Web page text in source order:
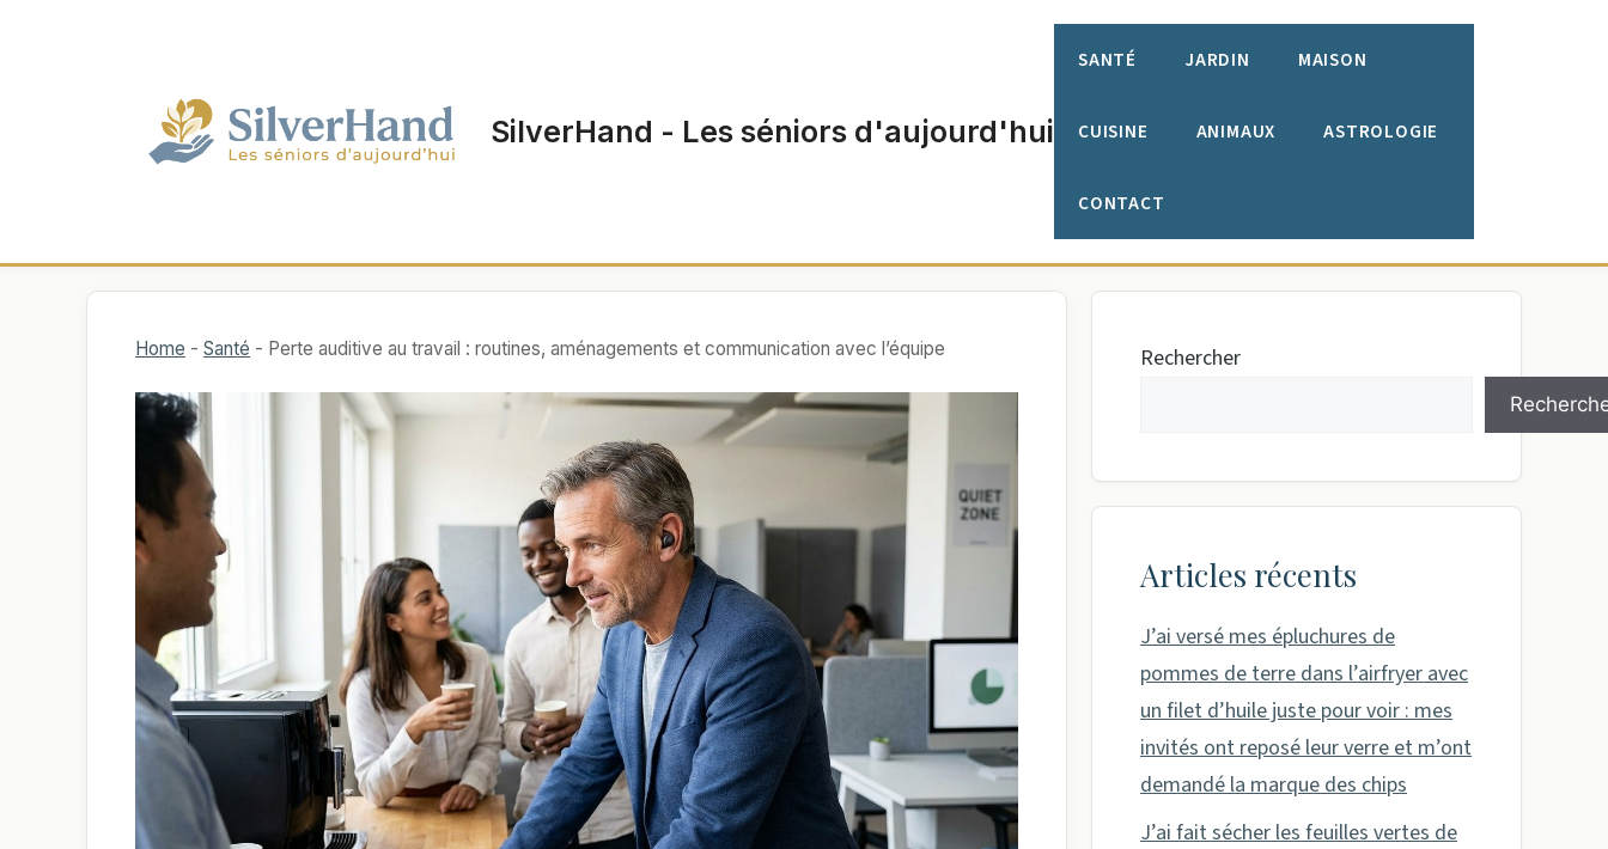
SilverHand - Les séniors d'aujourd'hui
SANTÉ JARDIN MAISON
CUISINE ANIMAUX ASTROLOGIE
CONTACT
Home - Santé - Perte auditive au travail : routines, aménagements et communication avec l’équipe Rechercher
Articles récents
J’ai versé mes épluchures de
pommes de terre dans l’airfryer avec
un filet d’huile juste pour voir : mes
invités ont reposé leur verre et m’ont
demandé la marque des chips
J’ai fait sécher les feuilles vertes de